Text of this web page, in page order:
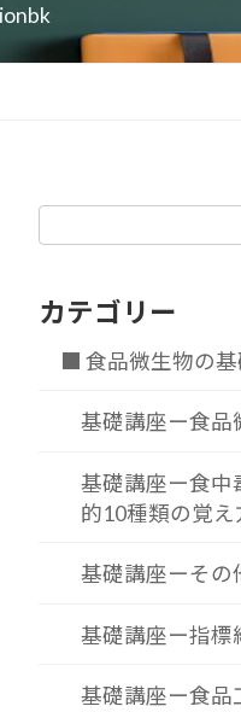
カテゴリー
■ 食品微生物の基
基礎講座ー食品
基礎講座ー食中
的10種類の覚え
基礎講座ーその
基礎講座ー指標
基礎講座ー食品